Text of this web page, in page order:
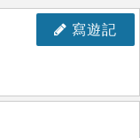
寫遊記